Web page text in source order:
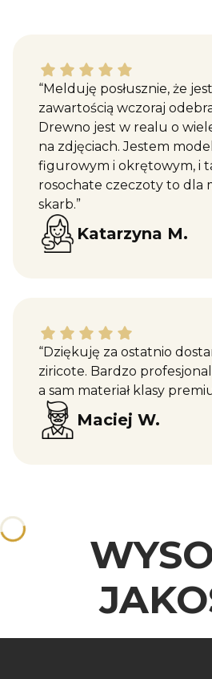
Katarzyna M. dał ocenę: 5
“Melduję posłusznie, że
zawartością wczoraj
Drewno jest w realu o
na zdjęciach. Jestem
figurowym i okrętowym, i
rosochate czeczoty to dla
skarb.”
Katarzyna M.
Maciej W. dał ocenę: 5
“Dziękuję za ostatnio
ziricote. Bardzo
a sam materiał klasy
Maciej W.